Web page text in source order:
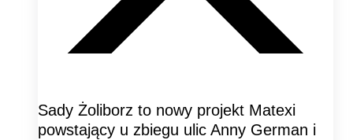
Sady Żoliborz to nowy projekt Matexi
powstający u zbiegu ulic Anny German i